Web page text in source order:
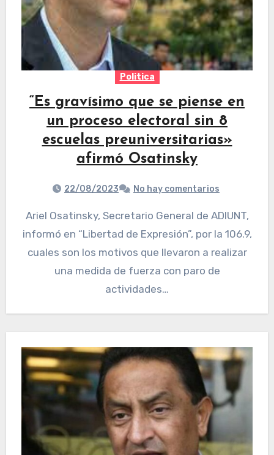
Politica
“Es gravísimo que se piense en
un proceso electoral sin 8
escuelas preuniversitarias»
afirmó Osatinsky
22/08/2023 No hay comentarios
Ariel Osatinsky, Secretario General de ADIUNT,
informó en “Libertad de Expresión”, por la 106.9,
cuales son los motivos que llevaron a realizar
una medida de fuerza con paro de
actividades…